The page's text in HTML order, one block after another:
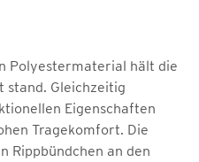
Polyestermaterial hält die
stand. Gleichzeitig
Eigenschaften
Tragekomfort. Die
Rippbündchen an den